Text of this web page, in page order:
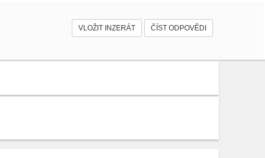
VLOŽIT INZERÁT ČÍST ODPOVĚDI